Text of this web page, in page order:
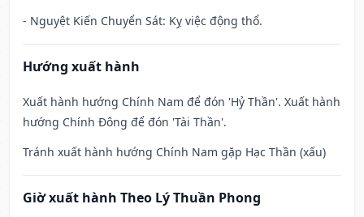
- Nguyệt Kiến Chuyển Sát: Kỵ việc động thổ.
Hướng xuất hành
Xuất hành hướng Chính Nam để đón 'Hỷ Thần'. Xuất hành
hướng Chính Đông để đón 'Tài Thần'.
Tránh xuất hành hướng Chính Nam gặp Hạc Thần (xấu)
Giờ xuất hành Theo Lý Thuần Phong